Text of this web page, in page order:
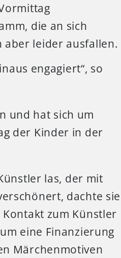
die an sich
aber leider ausfallen.
engagiert“, so
und hat sich um
der Kinder in der
las, der mit
dachte sie
zum Künstler
eine Finanzierung
Märchenmotiven